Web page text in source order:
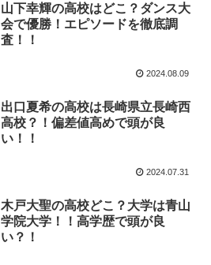
山下幸輝の高校はどこ？ダンス大
会で優勝！エピソードを徹底調
査！！
2024.08.09
出口夏希の高校は長崎県立長崎西
高校？！偏差値高めで頭が良
い！！
2024.07.31
木戸大聖の高校どこ？大学は青山
学院大学！！高学歴で頭が良
い？！